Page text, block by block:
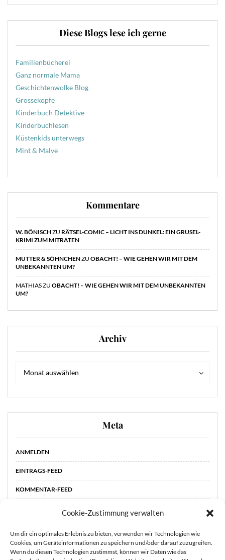
Cookie-Zustimmung verwalten
Um dir ein optimales Erlebnis zu bieten, verwenden wir Technologien wie
Cookies, um Geräteinformationen zu speichern und/oder darauf zuzugreifen.
Wenn du diesen Technologien zustimmst, können wir Daten wie das
Diese Blogs lese ich gerne
Familienbücherei
Ganz normale Mama
Geschichtenwolke Blog
Grosseköpfe
Kinderbuch Detektive
Kinderbuchlesen
Küstenkids unterwegs
Mint & Malve
Kommentare
W. BÖNISCHZU RÄTSEL-COMIC – LICHT INS DUNKEL: EIN GRUSEL-
KRIMI ZUM MITRATEN
MUTTER & SÖHNCHENZU OBACHT! – WIE GEHEN WIR MIT DEM
UNBEKANNTEN UM?
MATHIASZU OBACHT! – WIE GEHEN WIR MIT DEM UNBEKANNTEN
UM?
Archiv
Monat auswählen
Meta
ANMELDEN
EINTRAGS-FEED
KOMMENTAR-FEED